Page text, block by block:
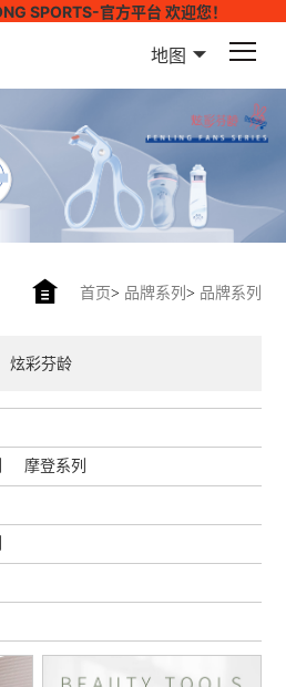
SPORTS-官方平台 欢迎您！
地图
首页> 品牌系列 > 品牌系列
炫彩芬龄
摩登系列